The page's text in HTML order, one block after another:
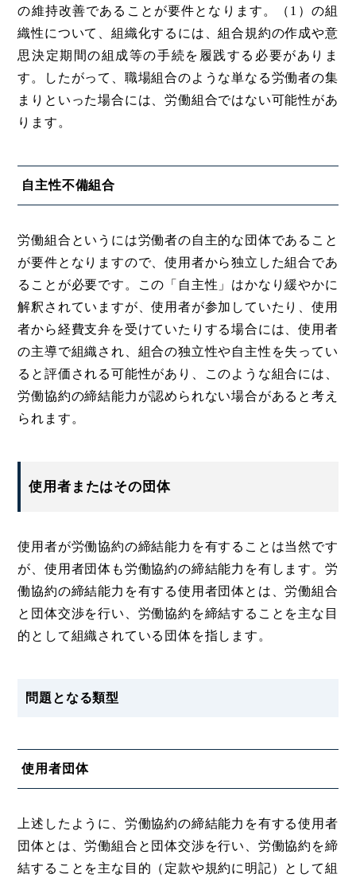
の維持改善であることが要件となります。（1）の組
織性について、組織化するには、組合規約の作成や意
思決定期間の組成等の手続を履践する必要がありま
す。したがって、職場組合のような単なる労働者の集
まりといった場合には、労働組合ではない可能性があ
ります。
自主性不備組合
労働組合というには労働者の自主的な団体であること
が要件となりますので、使用者から独立した組合であ
ることが必要です。この「自主性」はかなり緩やかに
解釈されていますが、使用者が参加していたり、使用
者から経費支弁を受けていたりする場合には、使用者
の主導で組織され、組合の独立性や自主性を失ってい
ると評価される可能性があり、このような組合には、
労働協約の締結能力が認められない場合があると考え
られます。
使用者またはその団体
使用者が労働協約の締結能力を有することは当然です
が、使用者団体も労働協約の締結能力を有します。労
働協約の締結能力を有する使用者団体とは、労働組合
と団体交渉を行い、労働協約を締結することを主な目
的として組織されている団体を指します。
問題となる類型
使用者団体
上述したように、労働協約の締結能力を有する使用者
団体とは、労働組合と団体交渉を行い、労働協約を締
結することを主な目的（定款や規約に明記）として組